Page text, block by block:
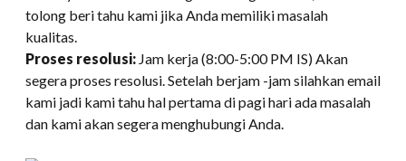
tolong beri tahu kami jika Anda memiliki masalah
kualitas.
Proses resolusi: Jam kerja (8:00-5:00 PM IS) Akan
segera proses resolusi. Setelah berjam -jam silahkan email
kami jadi kami tahu hal pertama di pagi hari ada masalah
dan kami akan segera menghubungi Anda.